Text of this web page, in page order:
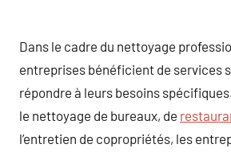
Dans le cadre du nettoyage
entreprises bénéficient de services
répondre à leurs besoins
le nettoyage de bureaux, de
l’entretien de copropriétés, les